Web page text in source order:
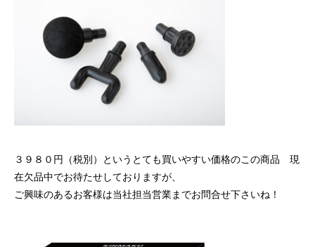
３９８０円（税別）というとても買いやすい価格のこの商品 現
在欠品中でお待たせしておりますが、
ご興味のあるお客様は当社担当営業までお問合せ下さいね！